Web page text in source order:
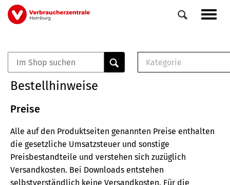
Direkt
zum
Veranstaltungen
0
Elemente
Kategorie
Broschüre
Buch
Bestellhinweise
Preise
Alle auf den Produktseiten genannten Preise enthalten
die gesetzliche Umsatzsteuer und sonstige
Preisbestandteile und verstehen sich zuzüglich
Versandkosten. Bei Downloads entstehen
selbstverständlich keine Versandkosten. Für die